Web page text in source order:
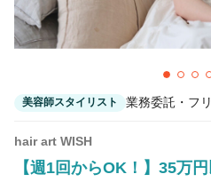
美容師スタイリスト 業務委託・フ
hair art WISH
【週1回からOK！】35万